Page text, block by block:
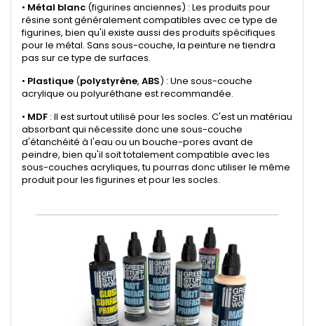
• Métal blanc (figurines anciennes) : Les produits pour
résine sont généralement compatibles avec ce type de
figurines, bien qu'il existe aussi des produits spécifiques
pour le métal. Sans sous-couche, la peinture ne tiendra
pas sur ce type de surfaces.
• Plastique (polystyrène, ABS) : Une sous-couche
acrylique ou polyuréthane est recommandée.
• MDF : Il est surtout utilisé pour les socles. C'est un matériau
absorbant qui nécessite donc une sous-couche
d'étanchéité à l'eau ou un bouche-pores avant de
peindre, bien qu'il soit totalement compatible avec les
sous-couches acryliques, tu pourras donc utiliser le même
produit pour les figurines et pour les socles.